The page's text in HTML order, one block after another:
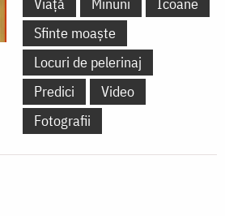
Sfinte moaște
Locuri de pelerinaj
Predici
Video
Fotografii